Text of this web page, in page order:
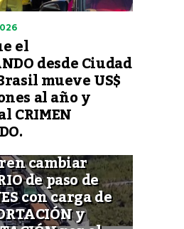
el
desde Ciudad
mueve US$
al año y
CRIMEN
cambiar
de paso de
con carga de
y